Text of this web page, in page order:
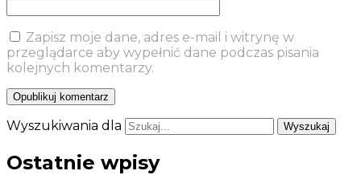
Zapisz moje dane, adres e-mail i witrynę w
przeglądarce aby wypełnić dane podczas pisania
kolejnych komentarzy.
Wyszukiwania dla
Ostatnie wpisy